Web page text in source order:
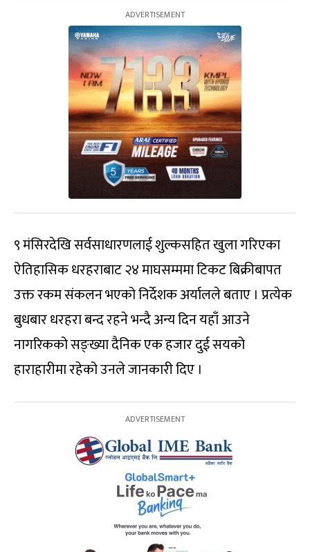
९ मंसिरदेखि सर्वसाधारणलाई शुल्कसहित खुला गरिएका
ऐतिहासिक धरहराबाट २४ माघसम्ममा टिकट बिक्रीबापत
उक्त रकम संकलन भएको निर्देशक अर्यालले बताए । प्रत्येक
बुधबार धरहरा बन्द रहने भन्दै अन्य दिन यहाँ आउने
नागरिकको सङ्ख्या दैनिक एक हजार दुई सयको
हाराहारीमा रहेको उनले जानकारी दिए ।